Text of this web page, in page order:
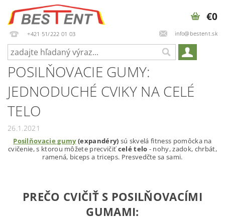
+421 51/222 01 03 info@bestent.sk
€0
POSILŇOVACIE GUMY:
JEDNODUCHÉ CVIKY NA CELÉ
TELO
26.1.2021
Posilňovacie gumy(expandéry) sú skvelá fitness pomôcka na
cvičenie, s ktorou môžete precvičiťcelé telo - nohy, zadok, chrbát,
ramená, biceps a triceps. Presvedčte sa sami.
PREČO CVIČIŤ S POSILŇOVACÍMI
GUMAMI: